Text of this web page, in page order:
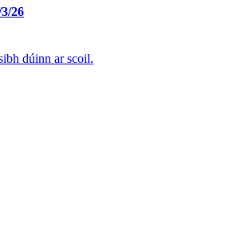
26
dúinn ar scoil.